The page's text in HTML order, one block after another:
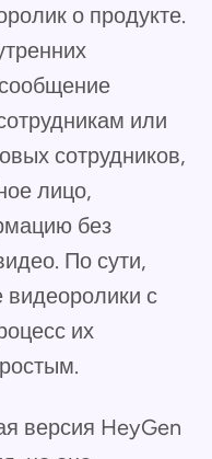
о продукте.
или
сотрудников,
лицо,
без
По сути,
видеоролики с
их
версия HeyGen